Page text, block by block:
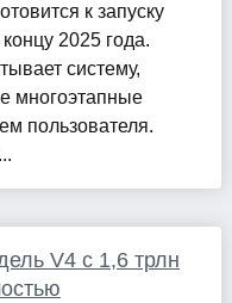
к запуску
2025 года.
систему,
многоэтапные
пользователя.
V4 с 1,6 трлн